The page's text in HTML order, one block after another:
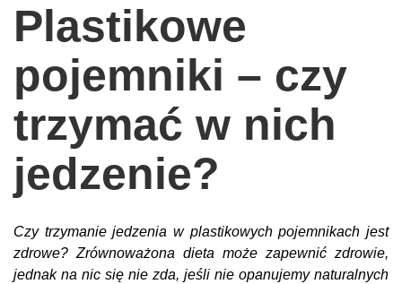
Inspiracje
sposób na życie
podróże
zrób to sam
EKO – Styl
kuchnia
galerie
Plastikowe
pojemniki – czy
trzymać w nich
jedzenie?
Czy trzymanie jedzenia w plastikowych pojemnikach jest
zdrowe? Zrównoważona dieta może zapewnić zdrowie,
jednak na nic się nie zda, jeśli nie opanujemy naturalnych